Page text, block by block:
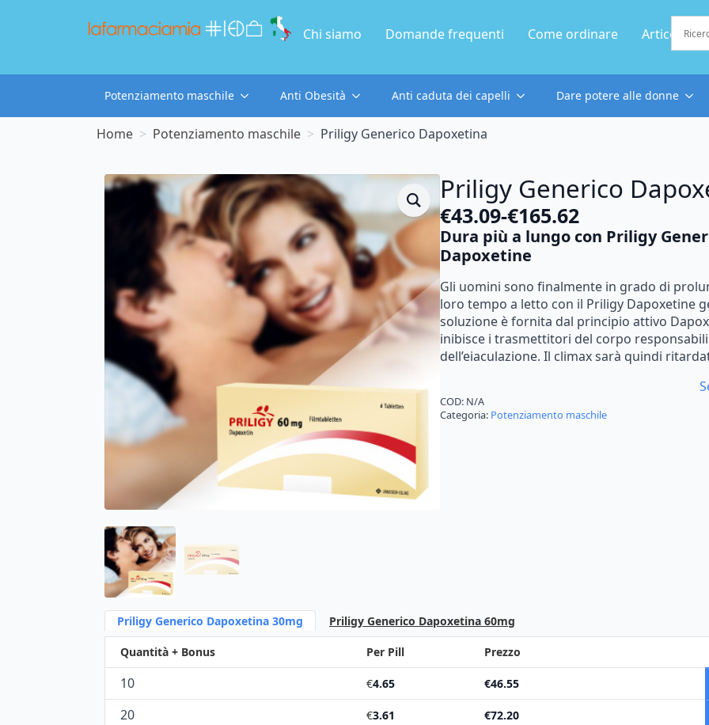
Chi siamo Domande frequenti Come ordinare Articolo
Potenziamento maschile Anti Obesità Anti caduta dei capelli Dare potere alle donne
Home Potenziamento maschile Priligy Generico Dapoxetina
Priligy Generico
€43.09-€165.62
Fascia
di
prezzo:
da
€43.09
a
€165.62
Dura più a lungo con Priligy
Dapoxetine
Gli uomini sono finalmente in grado di
loro tempo a letto con il Priligy Dapoxetine
soluzione è fornita dal principio attivo
inibisce i trasmettitori del corpo responsabili
dell’eiaculazione. Il climax sarà quindi
COD: N/A
Categoria: Potenziamento maschile
Priligy Generico Dapoxetina 30mg Priligy Generico Dapoxetina 60mg
Quantità + Bonus Per Pill Prezzo
10 €4.65 €46.55
20 €3.61 €72.20